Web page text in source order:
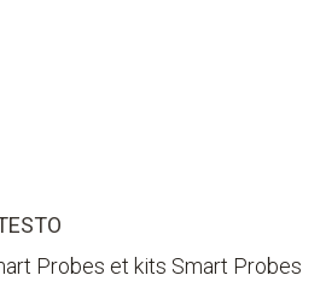
Probes et kits Smart Probes